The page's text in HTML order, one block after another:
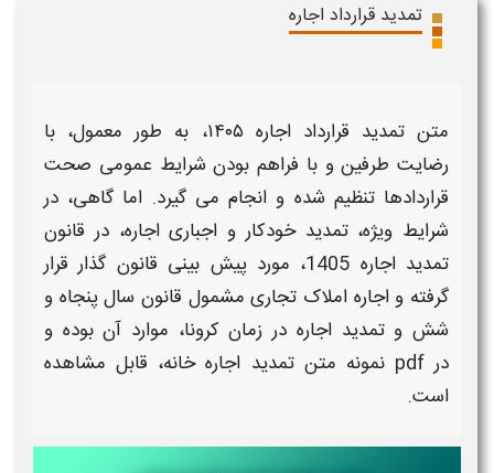
تمدید قرارداد اجاره
متن تمدید قرارداد اجاره ۱۴۰۵ ، به طور معمول، با
رضایت طرفین و با فراهم بودن شرایط عمومی صحت
قراردادها تنظیم شده و انجام می گیرد. اما گاهی، در
شرایط ویژه،تمدید خودکار و اجباریاجاره، در قانون
تمدید اجاره 1405
، مورد پیش بینی قانون گذار قرار
گرفته واجاره املاک تجاری مشمول قانون سال پنجاه و
شش وتمدید اجاره در زمان کرونا، موارد آن بوده و
درpdf نمونه متن تمدید اجاره خانه،
قابل مشاهده
است.